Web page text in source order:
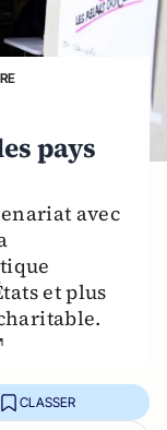
pays
avec
et plus
CLASSER